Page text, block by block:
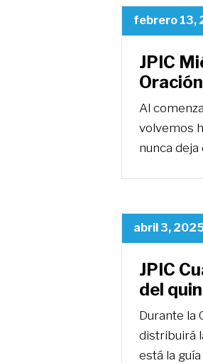
febrero 13,
JPIC
Al
volvemos
nunca
abril 3,
JPIC
del
Durante la
distribuirá
está la